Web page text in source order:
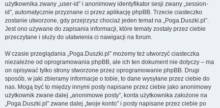
użytkownika zwany „user-id” i anonimowy identyfikator sesji zwany „session-
id”, automatycznie przyznane ci przez aplikację phpBB. Trzecie ciasteczko
zostanie utworzone, gdy przejrzysz chociaż jeden temat na „Poga.Duszki.pl”.
Jest ono używane do zapisania informacji, które tematy zostały przez ciebie
przeczytane i służy do ułatwienia ci nawigacji na forum.
W czasie przeglądania „Poga.Duszki.pl” możemy też utworzyć ciasteczka
niezależne od oprogramowania phpBB, ale ich ten dokument nie dotyczy – ma
on opisywać tylko strony stworzone przez oprogramowanie phpBB. Drugi
sposób, w jaki zbieramy informacje o tobie, to dane wysyłane przez ciebie do
nas. Mogą być to między innymi posty napisane przez ciebie jako anonimowy
użytkownik zwane dalej „anonimowe posty”, konta użytkownika założone na
„Poga.Duszki.pl” zwane dalej „twoje konto” i posty napisane przez ciebie po